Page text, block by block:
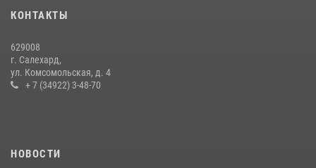
20 июля 2026, 09:03
КОНТАКТЫ
629008
г. Салехард,
ул. Комсомольская, д. 4
+ 7 (34922) 3-48-70
НОВОСТИ